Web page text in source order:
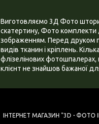
Виготовляємо 3Д Фото
скатертину, Фото комплекти
зображенням. Перед друком
видів тканин і кріплень.
флізелінових фотошпалерах,
клієнт не знайшов бажаної